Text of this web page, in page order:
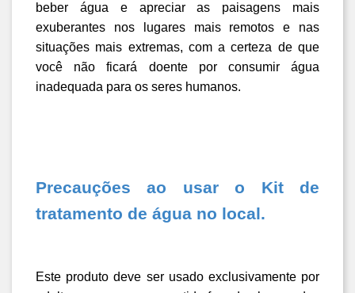
beber água e apreciar as paisagens mais
exuberantes nos lugares mais remotos e nas
situações mais extremas, com a certeza de que
você não ficará doente por consumir água
inadequada para os seres humanos.
Precauções ao usar o Kit de
tratamento de água no local.
Este produto deve ser usado exclusivamente por